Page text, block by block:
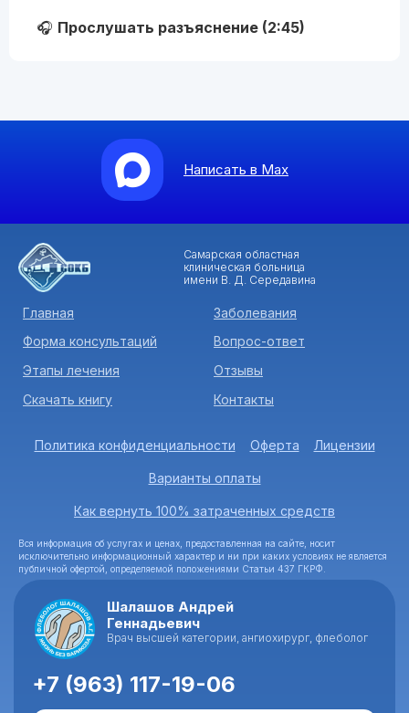
🎧 Прослушать разъяснение (2:45)
Написать в Max
Самарская областная
клиническая больница
имени В. Д. Середавина
Главная
Форма консультаций
Этапы лечения
Скачать книгу
Заболевания
Вопрос-ответ
Отзывы
Контакты
Политика конфиденциальности Оферта Лицензии
Варианты оплаты
Как вернуть 100% затраченных средств
Вся информация об услугах и ценах, предоставленная на сайте, носит
исключительно информационный характер и ни при каких условиях не является
публичной офертой, определяемой положениями Статьи 437 ГКРФ.
Шалашов Андрей
Геннадьевич
Врач высшей категории, ангиохирург, флеболог
+7 (963) 117-19-06